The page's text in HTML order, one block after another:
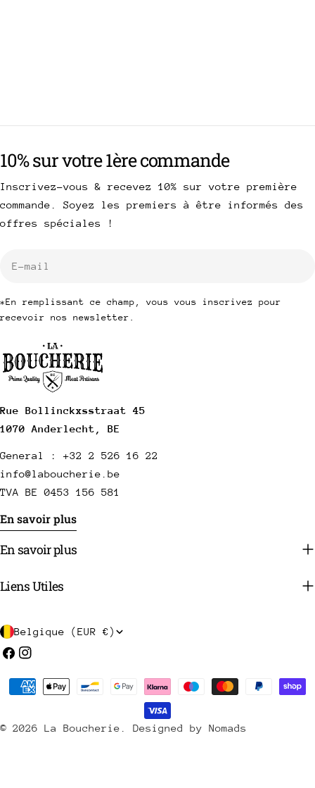
Rue Bollinckxsstraat 45
1070 Anderlecht, BE
General : +32 2 526 16 22
info@laboucherie.be
TVA BE 0453 156 581
En savoir plus
En savoir plus
Liens Utiles
10% sur votre 1ère commande
Inscrivez-vous & recevez 10% sur votre première
commande. Soyez les premiers à être informés des
offres spéciales !
*En remplissant ce champ, vous vous inscrivez pour
recevoir nos newsletter.
P
a
/
Belgique (EUR €)
Facebook
Instagram
© 2026 La Boucherie Designed by Nomads
Méthodes
payement